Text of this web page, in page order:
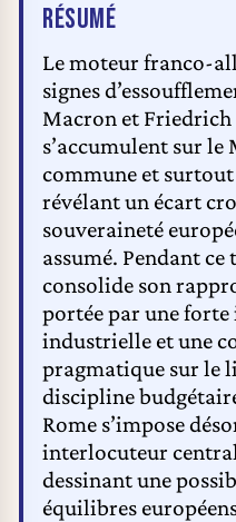
RÉSUMÉDE L'ARTICLE
Le moteur franco-
signes
Macron et Friedrich
s’accumulent sur
commune et surtout
révélant un écart
souveraineté
assumé. Pendant
consolide son
portée par une
industrielle et une
pragmatique sur le
discipline
Rome s’impose
interlocuteur
dessinant une
équilibres